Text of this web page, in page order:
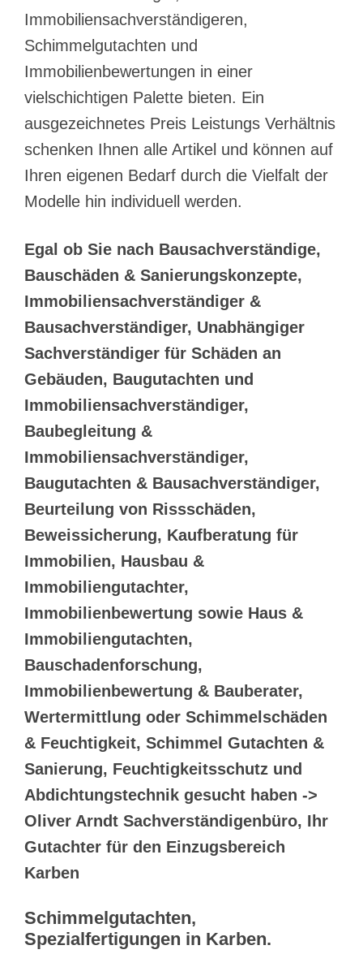
Immobiliensachverständigeren,
Schimmelgutachten und
Immobilienbewertungen in einer
vielschichtigen Palette bieten. Ein
ausgezeichnetes Preis Leistungs Verhältnis
schenken Ihnen alle Artikel und können auf
Ihren eigenen Bedarf durch die Vielfalt der
Modelle hin individuell werden.
Egal ob Sie nach Bausachverständige,
Bauschäden & Sanierungskonzepte,
Immobiliensachverständiger &
Bausachverständiger, Unabhängiger
Sachverständiger für Schäden an
Gebäuden, Baugutachten und
Immobiliensachverständiger,
Baubegleitung &
Immobiliensachverständiger,
Baugutachten & Bausachverständiger,
Beurteilung von Rissschäden,
Beweissicherung, Kaufberatung für
Immobilien, Hausbau &
Immobiliengutachter,
Immobilienbewertung sowie Haus &
Immobiliengutachten,
Bauschadenforschung,
Immobilienbewertung & Bauberater,
Wertermittlung oder Schimmelschäden
& Feuchtigkeit, Schimmel Gutachten &
Sanierung, Feuchtigkeitsschutz und
Abdichtungstechnik gesucht haben ->
Oliver Arndt Sachverständigenbüro, Ihr
Gutachter für den Einzugsbereich
Karben
Schimmelgutachten,
Spezialfertigungen in Karben.